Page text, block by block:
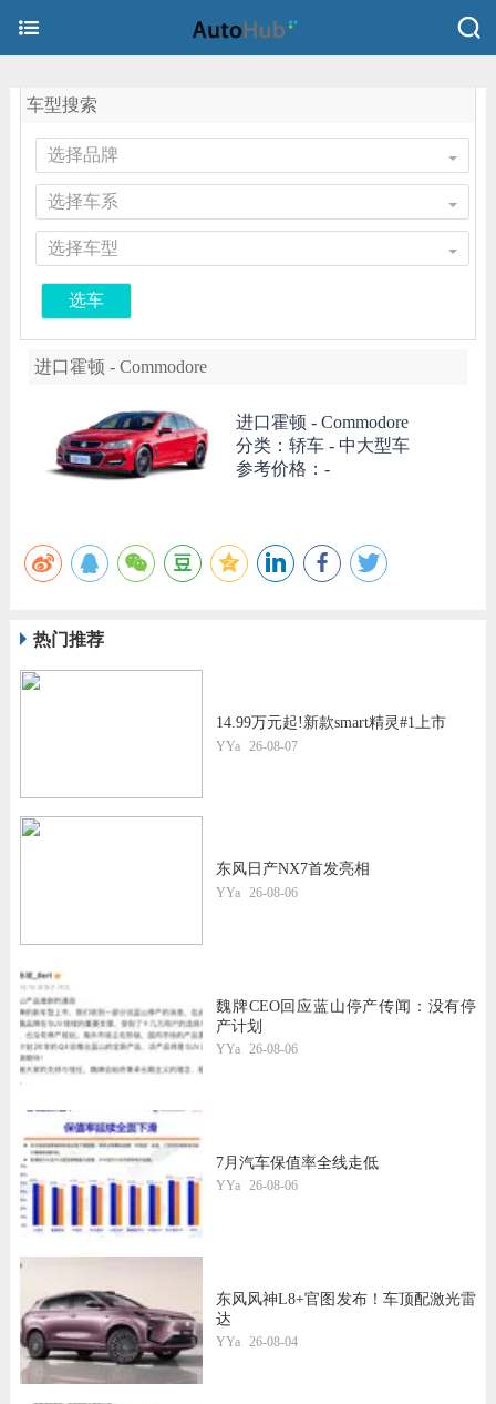
车型搜索
选择品牌
选择车系
选择车型
选车
进口霍顿 - Commodore
进口霍顿 - Commodore
分类：轿车 - 中大型车
参考价格：-
热门推荐
14.99万元起!新款smart精灵#1上市
YYa 26-08-07
东风日产NX7首发亮相
YYa 26-08-06
魏牌CEO回应蓝山停产传闻：没有停
产计划
YYa 26-08-06
7月汽车保值率全线走低
YYa 26-08-06
东风风神L8+官图发布！车顶配激光雷
达
YYa 26-08-04